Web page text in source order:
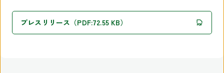
プレスリリース（PDF:72.55 KB）